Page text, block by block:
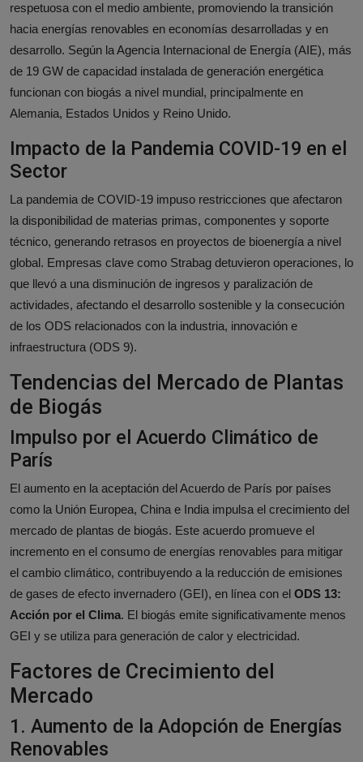
respetuosa con el medio ambiente, promoviendo la transición
hacia energías renovables en economías desarrolladas y en
desarrollo. Según la Agencia Internacional de Energía (AIE), más
de 19 GW de capacidad instalada de generación energética
funcionan con biogás a nivel mundial, principalmente en
Alemania, Estados Unidos y Reino Unido.
Impacto de la Pandemia COVID-19 en el
Sector
La pandemia de COVID-19 impuso restricciones que afectaron
la disponibilidad de materias primas, componentes y soporte
técnico, generando retrasos en proyectos de bioenergía a nivel
global. Empresas clave como Strabag detuvieron operaciones, lo
que llevó a una disminución de ingresos y paralización de
actividades, afectando el desarrollo sostenible y la consecución
de los ODS relacionados con la industria, innovación e
infraestructura (ODS 9).
Tendencias del Mercado de Plantas
de Biogás
Impulso por el Acuerdo Climático de
París
El aumento en la aceptación del Acuerdo de París por países
como la Unión Europea, China e India impulsa el crecimiento del
mercado de plantas de biogás. Este acuerdo promueve el
incremento en el consumo de energías renovables para mitigar
el cambio climático, contribuyendo a la reducción de emisiones
de gases de efecto invernadero (GEI), en línea con el ODS 13:
Acción por el Clima. El biogás emite significativamente menos
GEI y se utiliza para generación de calor y electricidad.
Factores de Crecimiento del
Mercado
1. Aumento de la Adopción de Energías
Renovables